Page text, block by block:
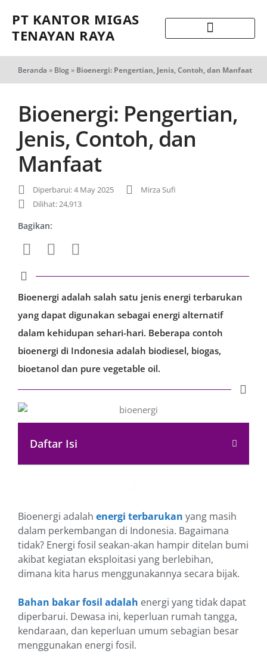
PT KANTOR MIGAS
TENAYAN RAYA
Beranda » Blog» Bioenergi: Pengertian, Jenis, Contoh, dan Manfaat
Bioenergi: Pengertian,
Jenis, Contoh, dan
Manfaat
Diperbarui: 4 May 2025
Mirza Sufi
Dilihat: 24,913
Bagikan:
Bioenergi adalah salah satu jenis energi terbarukan
yang dapat digunakan sebagai energi alternatif
dalam kehidupan sehari-hari. Beberapa contoh
bioenergi di Indonesia adalah biodiesel, biogas,
bioetanol dan pure vegetable oil.
Daftar Isi
Bioenergi adalah energi terbarukan yang masih
dalam perkembangan di Indonesia. Bagaimana
tidak? Energi fosil seakan-akan hampir ditelan bumi
akibat kegiatan eksploitasi yang berlebihan,
dimana kita harus menggunakannya secara bijak.
Bahan bakar fosil adalah energi yang tidak dapat
diperbarui. Dewasa ini, keperluan rumah tangga,
kendaraan, dan keperluan umum sebagian besar
menggunakan energi fosil.